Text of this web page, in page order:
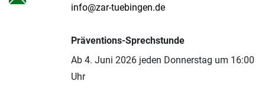
info@zar-tuebingen.de
Präventions-Sprechstunde
Ab 4. Juni 2026 jeden Donnerstag um 16:00
Uhr